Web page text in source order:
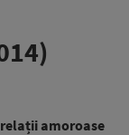
amoroase